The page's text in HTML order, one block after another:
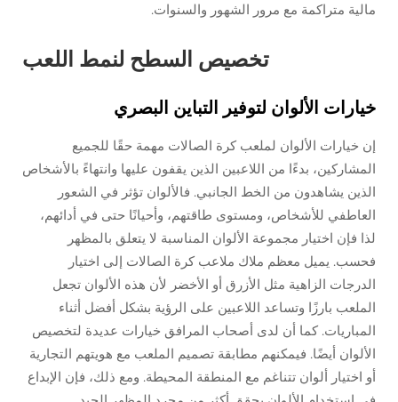
مالية متراكمة مع مرور الشهور والسنوات.
تخصيص السطح لنمط اللعب
خيارات الألوان لتوفير التباين البصري
إن خيارات الألوان لملعب كرة الصالات مهمة حقًا للجميع
المشاركين، بدءًا من اللاعبين الذين يقفون عليها وانتهاءً بالأشخاص
الذين يشاهدون من الخط الجانبي. فالألوان تؤثر في الشعور
العاطفي للأشخاص، ومستوى طاقتهم، وأحيانًا حتى في أدائهم،
لذا فإن اختيار مجموعة الألوان المناسبة لا يتعلق بالمظهر
فحسب. يميل معظم ملاك ملاعب كرة الصالات إلى اختيار
الدرجات الزاهية مثل الأزرق أو الأخضر لأن هذه الألوان تجعل
الملعب بارزًا وتساعد اللاعبين على الرؤية بشكل أفضل أثناء
المباريات. كما أن لدى أصحاب المرافق خيارات عديدة لتخصيص
الألوان أيضًا. فيمكنهم مطابقة تصميم الملعب مع هويتهم التجارية
أو اختيار ألوان تتناغم مع المنطقة المحيطة. ومع ذلك، فإن الإبداع